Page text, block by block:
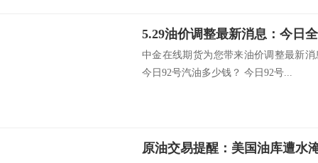
中金在线期货为您带来油价调整最新
今日92号汽油多少钱？ 今日92号...
原油交易提醒：美国油库遭水